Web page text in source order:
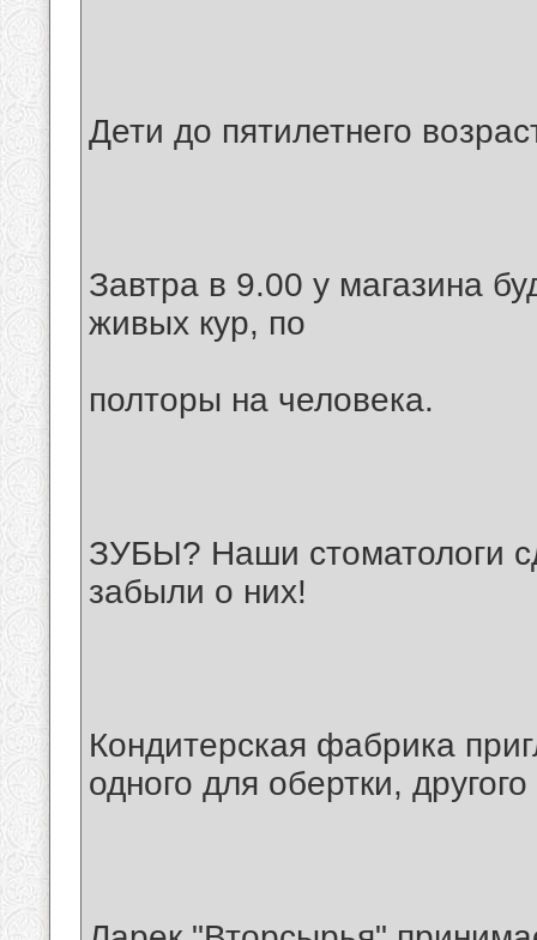
Дети до пятилетнего
Завтра в 9.00 у магазина
живых кур, по
полторы на человека.
ЗУБЫ? Наши стоматологи
забыли о них!
Кондитерская фабрика
одного для обертки,